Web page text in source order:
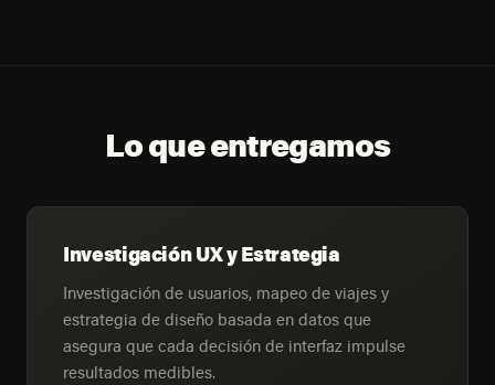
Lo que entregamos
Investigación UX y Estrategia
Investigación de usuarios, mapeo de viajes y
estrategia de diseño basada en datos que
asegura que cada decisión de interfaz impulse
resultados medibles.